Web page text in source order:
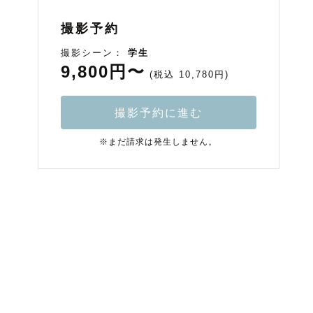
撮影予約
撮影シーン： 学生
9,800円〜 (税込 10,780円)
撮影予約に進む
※まだ請求は発生しません。